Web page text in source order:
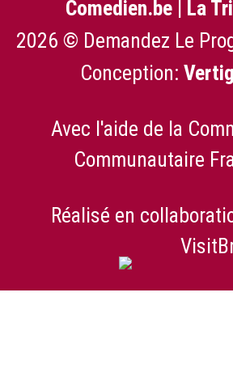
Comedien.be
La
2026 © Demandez Le
Conception:
Avec l'aide de la
Communautaire
Réalisé en